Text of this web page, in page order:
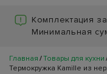
Комплектация
Минимальная
Главная Товары для кухни
Термокружка Kamille из